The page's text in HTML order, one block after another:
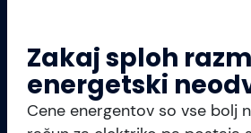
Zakaj sploh
energetski
Cene energentov so vse bolj